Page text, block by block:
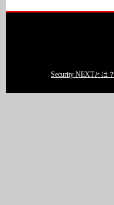
Security NEXTとは？